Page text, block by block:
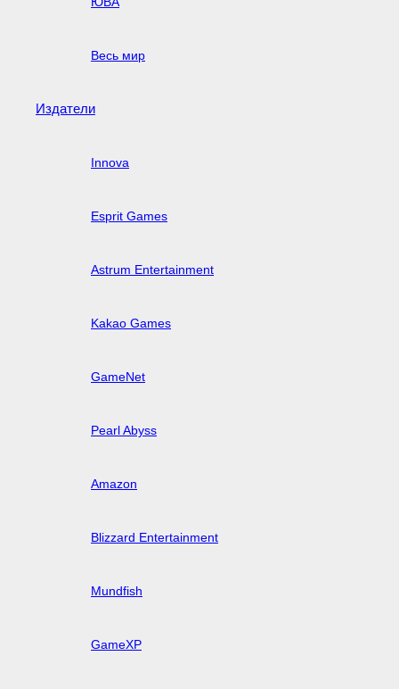
Весь мир
Издатели
Innova
Esprit Games
Astrum Entertainment
Kakao Games
GameNet
Pearl Abyss
Amazon
Blizzard Entertainment
Mundfish
GameXP